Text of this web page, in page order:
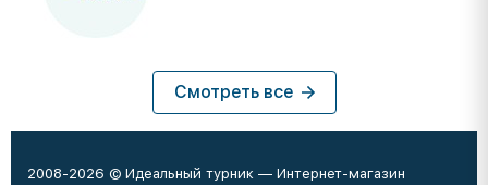
Смотреть все
2008-2026 © Идеальный турник — Интернет-магазин